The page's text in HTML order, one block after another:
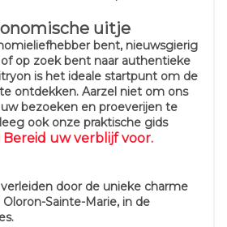
uitje
bent, nieuwsgierig
op zoek bent naar authentieke
is het ideale startpunt om de
ontdekken. Aarzel niet om ons
bezoeken en proeverijen te
ook onze praktische gids
uw verblijf voor.
door de unieke charme
Sainte-Marie, in de